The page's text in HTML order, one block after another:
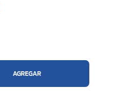
AGREGAR